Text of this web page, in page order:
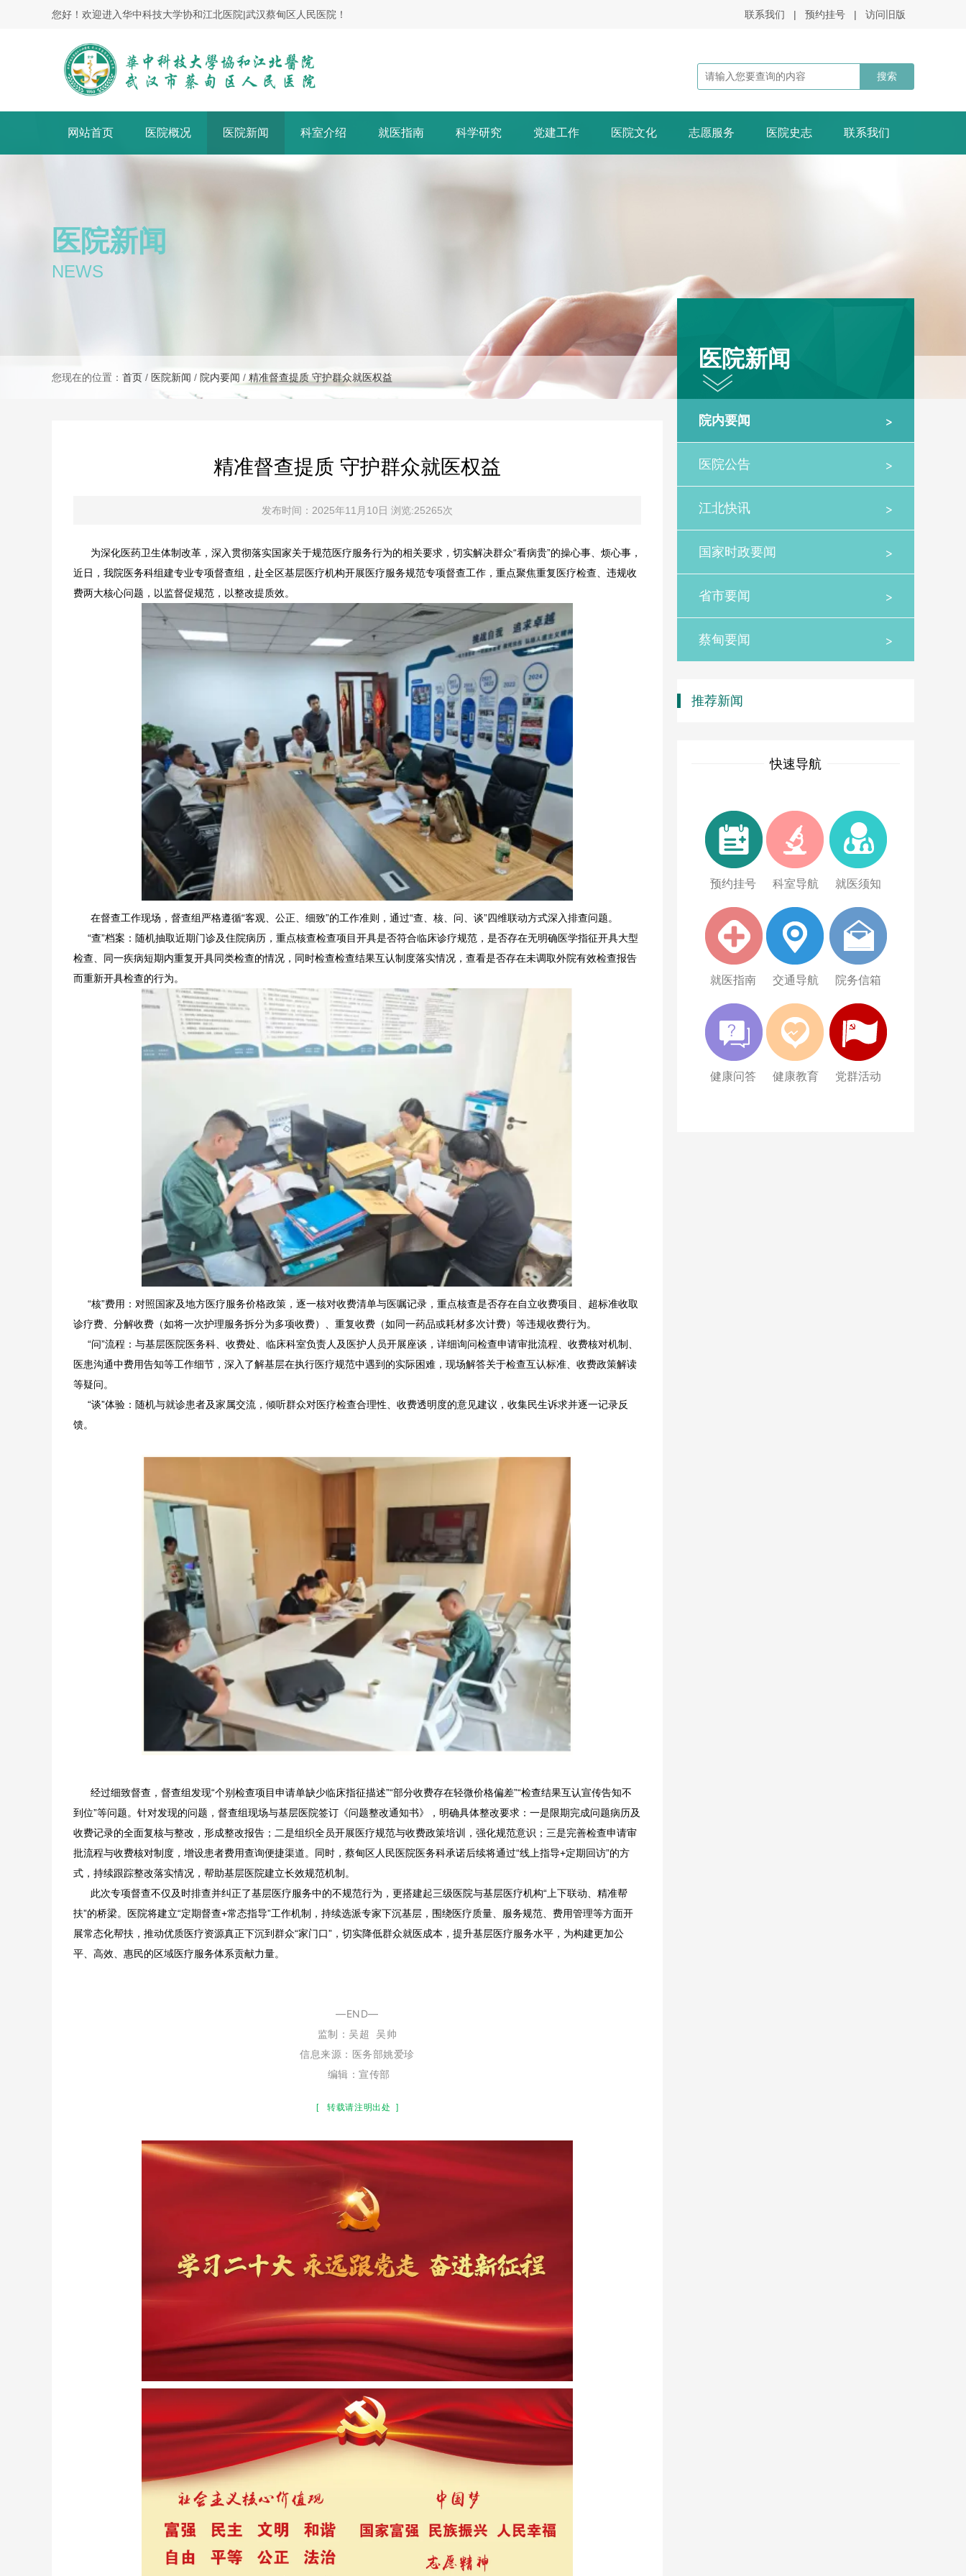
您好！欢迎进入华中科技大学协和江北医院|武汉蔡甸区人民医院！ 联系我们 | 预约挂号 | 访问旧版
网站首页 医院概况 医院新闻 科室介绍 就医指南 科学研究 党建工作 医院文化 志愿服务 医院史志 联系我们
医院新闻
NEWS
您现在的位置： 首页 / 医院新闻 / 院内要闻 / 精准督查提质 守护群众就医权益
医院新闻
>
院内要闻
>
医院公告
>
江北快讯
>
国家时政要闻
>
省市要闻
>
蔡甸要闻
推荐新闻
快速导航
预约挂号 科室导航 就医须知
就医指南 交通导航 院务信箱
健康问答 健康教育 党群活动
精准督查提质 守护群众就医权益
发布时间：2025年11月10日 浏览:25265次
为深化医药卫生体制改革，深入贯彻落实国家关于规范医疗服务行为的相关要求，切实解决群众“看病贵”的操心事、烦心事，
近日，我院医务科组建专业专项督查组，赴全区基层医疗机构开展医疗服务规范专项督查工作，重点聚焦重复医疗检查、违规收
费两大核心问题，以监督促规范，以整改提质效。
在督查工作现场，督查组严格遵循“客观、公正、细致”的工作准则，通过“查、核、问、谈”四维联动方式深入排查问题。
“查”档案：随机抽取近期门诊及住院病历，重点核查检查项目开具是否符合临床诊疗规范，是否存在无明确医学指征开具大型
检查、同一疾病短期内重复开具同类检查的情况，同时检查检查结果互认制度落实情况，查看是否存在未调取外院有效检查报告
而重新开具检查的行为。
“核”费用：对照国家及地方医疗服务价格政策，逐一核对收费清单与医嘱记录，重点核查是否存在自立收费项目、超标准收取
诊疗费、分解收费（如将一次护理服务拆分为多项收费）、重复收费（如同一药品或耗材多次计费）等违规收费行为。
“问”流程：与基层医院医务科、收费处、临床科室负责人及医护人员开展座谈，详细询问检查申请审批流程、收费核对机制、
医患沟通中费用告知等工作细节，深入了解基层在执行医疗规范中遇到的实际困难，现场解答关于检查互认标准、收费政策解读
等疑问。
“谈”体验：随机与就诊患者及家属交流，倾听群众对医疗检查合理性、收费透明度的意见建议，收集民生诉求并逐一记录反
馈。
经过细致督查，督查组发现“个别检查项目申请单缺少临床指征描述”“部分收费存在轻微价格偏差”“检查结果互认宣传告知不
到位”等问题。针对发现的问题，督查组现场与基层医院签订《问题整改通知书》，明确具体整改要求：一是限期完成问题病历及
收费记录的全面复核与整改，形成整改报告；二是组织全员开展医疗规范与收费政策培训，强化规范意识；三是完善检查申请审
批流程与收费核对制度，增设患者费用查询便捷渠道。同时，蔡甸区人民医院医务科承诺后续将通过“线上指导+定期回访”的方
式，持续跟踪整改落实情况，帮助基层医院建立长效规范机制。
此次专项督查不仅及时排查并纠正了基层医疗服务中的不规范行为，更搭建起三级医院与基层医疗机构“上下联动、精准帮
扶”的桥梁。医院将建立“定期督查+常态指导”工作机制，持续选派专家下沉基层，围绕医疗质量、服务规范、费用管理等方面开
展常态化帮扶，推动优质医疗资源真正下沉到群众“家门口”，切实降低群众就医成本，提升基层医疗服务水平，为构建更加公
平、高效、惠民的区域医疗服务体系贡献力量。
—END—
监制： 吴超
吴帅
信息来源：医务部姚爱珍
编辑：宣传部
[ 转载请注明出处 ]